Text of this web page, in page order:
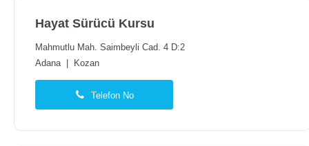
Hayat Sürücü Kursu
Mahmutlu Mah. Saimbeyli Cad. 4 D:2
Adana| Kozan
Telefon No